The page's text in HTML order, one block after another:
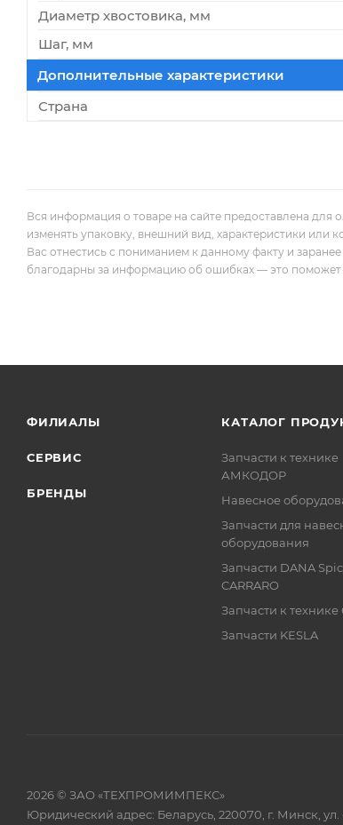
Диаметр хвостовика, мм
Шаг, мм
Дополнительные характеристики
Страна
Вся информация о товаре на сайте предоставлена для
изменять упаковку, внешний вид, характеристики
Вас отнестись с пониманием к данному факту и
благодарны за информацию об ошибках — это поможет
ФИЛИАЛЫ
СЕРВИС
БРЕНДЫ
КАТАЛОГ
Запчасти к технике
АМКОДОР
Навесное
Запчасти для
оборудования
Запчасти DANA
CARRARO
Запчасти к технике
Запчасти KESLA
2026 © ЗАО «ТЕХПРОМИМПЕКС»
Юридический адрес: Беларусь, 220070, г. Минск, ул.